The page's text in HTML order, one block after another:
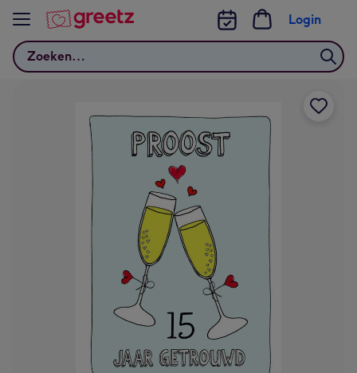
Bekijk meer
Zoeken
Login